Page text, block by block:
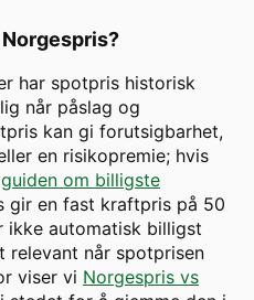
har spotpris historisk
når påslag og
kan gi forutsigbarhet,
en risikopremie; hvis
guiden om billigste
gir en fast kraftpris på 50
ikke automatisk billigst
relevant når spotprisen
viser vi Norgespris vs